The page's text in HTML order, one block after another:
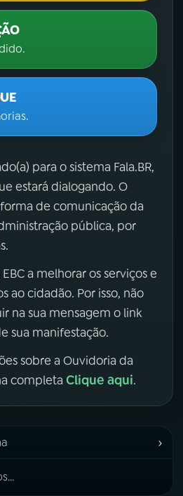
para o sistema Fala.BR,
estará dialogando. O
de comunicação da
pública, por
a melhorar os serviços e
ao cidadão. Por isso, não
na sua mensagem o link
sua manifestação.
sobre a Ouvidoria da
completa Clique aqui.
›